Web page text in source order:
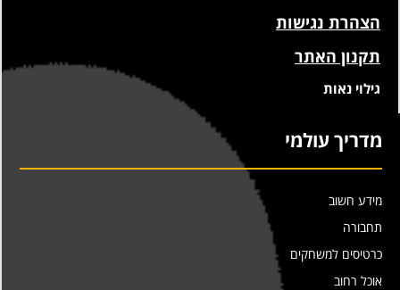
הצהרת נגישות
תקנון האתר
גילוי נאות
מדריך עולמי
מידע חשוב
תחבורה
כרטיסים למשחקים
אוכל רחוב